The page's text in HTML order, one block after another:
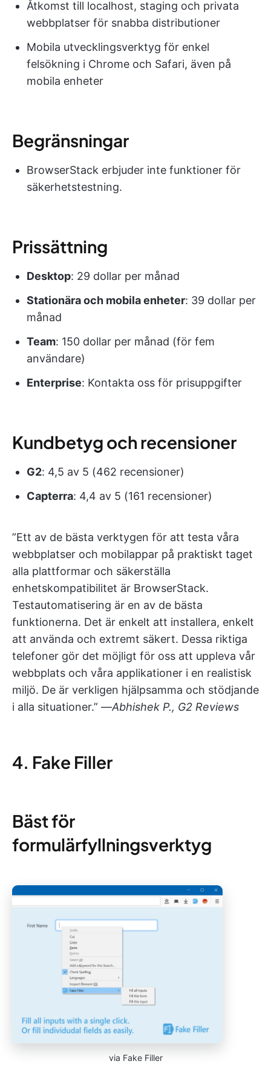
Åtkomst till localhost, staging och privata
webbplatser för snabba distributioner
Mobila utvecklingsverktyg för enkel
felsökning i Chrome och Safari, även på
mobila enheter
Begränsningar
BrowserStack erbjuder inte funktioner för
säkerhetstestning.
Prissättning
Desktop: 29 dollar per månad
Stationära och mobila enheter: 39 dollar per
månad
Team: 150 dollar per månad (för fem
användare)
Enterprise: Kontakta oss för prisuppgifter
Kundbetyg och recensioner
G2: 4,5 av 5 (462 recensioner)
Capterra: 4,4 av 5 (161 recensioner)
”Ett av de bästa verktygen för att testa våra
webbplatser och mobilappar på praktiskt taget
alla plattformar och säkerställa
enhetskompatibilitet är BrowserStack.
Testautomatisering är en av de bästa
funktionerna. Det är enkelt att installera, enkelt
att använda och extremt säkert. Dessa riktiga
telefoner gör det möjligt för oss att uppleva vår
webbplats och våra applikationer i en realistisk
miljö. De är verkligen hjälpsamma och stödjande
i alla situationer.” —Abhishek P., G2 Reviews
4. Fake Filler
Bäst för
formulärfyllningsverktyg
via Fake Filler